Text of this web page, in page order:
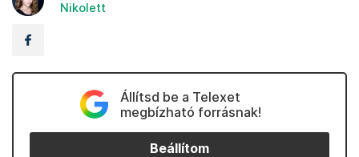
Nikolett
Állítsd be a Telexet
megbízható forrásnak!
Beállítom